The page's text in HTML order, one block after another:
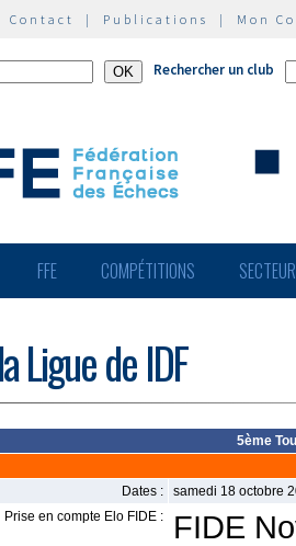
Contact | Publications | Mon
Rechercher un club
FFE COMPÉTITIONS
Ligue de IDF
5ème
Dates :
samedi 18 octobre
Prise en compte Elo FIDE :
FIDE